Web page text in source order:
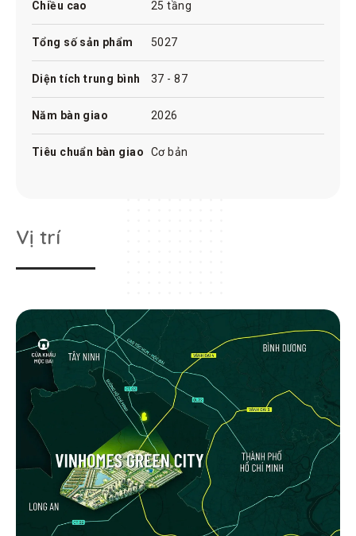
Xã Tân Mỹ, Huyện Đức Hòa, Tỉnh Long An.
Diện tích khuôn
viên
197ha
Quy mô dự án
Chung Cư Cao Tầng: Xây dựng 5 ô
quy hoạch chung cư cao 25 tầng.
Tổng diện tích 110.212m2
Nhà Ở Xã hội: Tổng diện tích
nhà ở xã hội cao 5 tầng
sang trọng và đẳng cấp
The Forest: Phân khu phố thương
mại độc đáo, được bao phủ bởi không
gian xanh rừng sinh thái
The Sunrise: Khu nhà với văn hóa và
thể thao đầy màu sắc
Mật độ xây
dựng
36,81%
Sản phẩm thấp tầng: 5.027 căn trong đó:
Biệt thự đơn lập, biệt thự song lập:
517 căn
Nhà liền kề, shophouse: 4.510 căn
Chiều cao 25 tầng
Tổng số sản phẩm 5027
Diện tích trung bình 37 - 87
Năm bàn giao 2026
Tiêu chuẩn bàn giao Cơ bản
Vị trí